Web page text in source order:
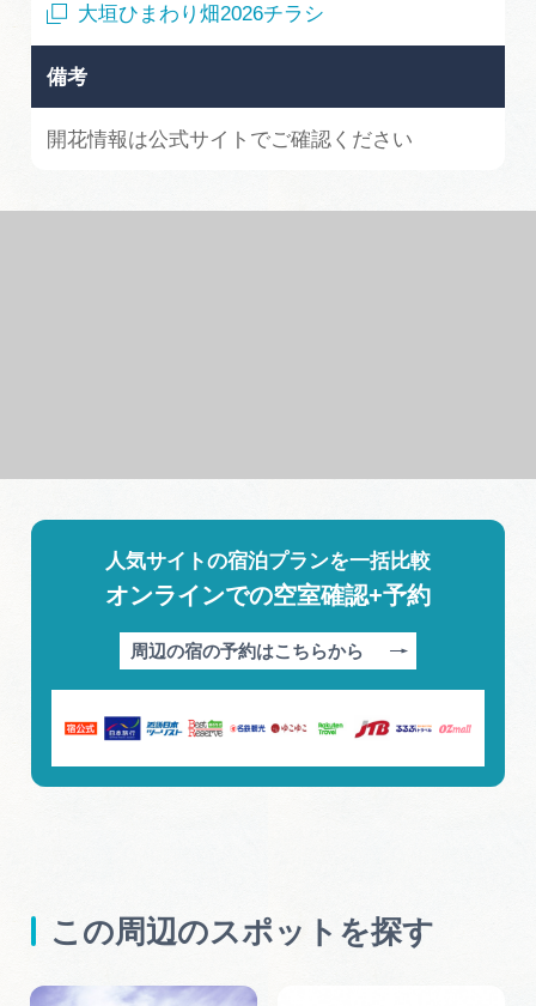
大垣ひまわり畑2026チラシ
備考
開花情報は公式サイトでご確認ください
人気サイトの宿泊プランを一括比較
オンラインでの空室確認+予約
周辺の宿の予約はこちらから
この周辺のスポットを探す